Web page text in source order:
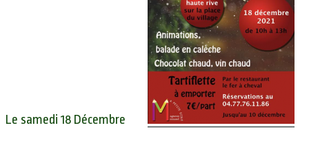
Le samedi 18 Décembre